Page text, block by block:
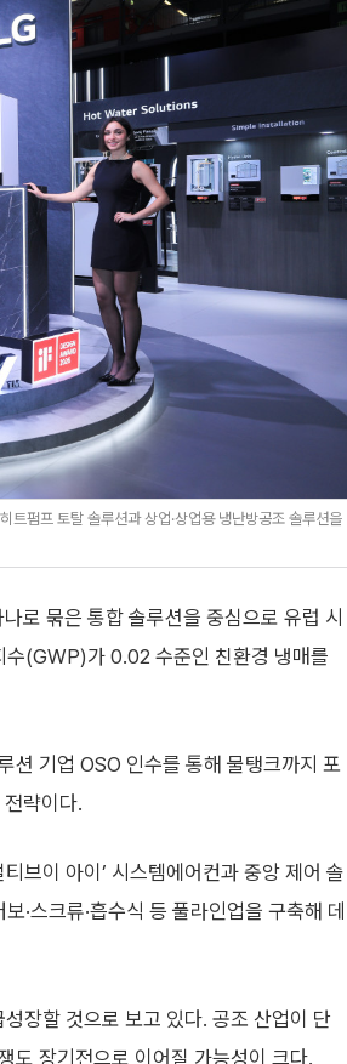
펌프 토탈 솔루션과 상업·상업용 냉난방공조 솔루션을
로 묶은 통합 솔루션을 중심으로 유럽 시
수(GWP)가 0.02 수준인 친환경 냉매를
션 기업 OSO 인수를 통해 물탱크까지 포
전략이다.
브이 아이’ 시스템에어컨과 중앙 제어 솔
·스크류·흡수식 등 풀라인업을 구축해 데
장할 것으로 보고 있다. 공조 산업이 단
도 장기전으로 이어질 가능성이 크다.